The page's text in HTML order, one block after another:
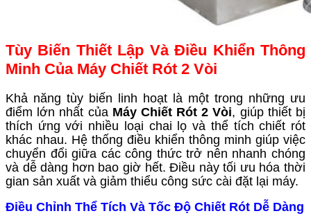
Tùy Biến Thiết Lập Và Điều Khiển Thông
Minh Của Máy Chiết Rót 2 Vòi
Khả năng tùy biến linh hoạt là một trong những ưu
điểm lớn nhất của Máy Chiết Rót 2 Vòi, giúp thiết bị
thích ứng với nhiều loại chai lọ và thể tích chiết rót
khác nhau. Hệ thống điều khiển thông minh giúp việc
chuyển đổi giữa các công thức trở nên nhanh chóng
và dễ dàng hơn bao giờ hết. Điều này tối ưu hóa thời
gian sản xuất và giảm thiểu công sức cài đặt lại máy.
Điều Chỉnh Thể Tích Và Tốc Độ Chiết Rót Dễ Dàng